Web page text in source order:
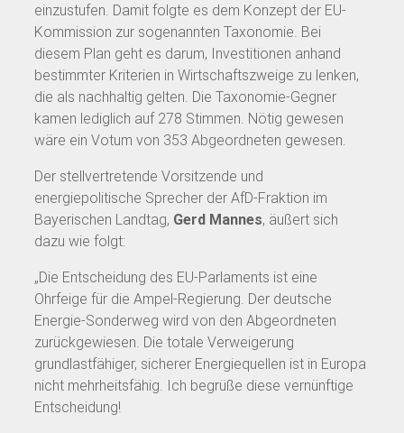
einzustufen. Damit folgte es dem Konzept der EU-
Kommission zur sogenannten Taxonomie. Bei
diesem Plan geht es darum, Investitionen anhand
bestimmter Kriterien in Wirtschaftszweige zu lenken,
die als nachhaltig gelten. Die Taxonomie-Gegner
kamen lediglich auf 278 Stimmen. Nötig gewesen
wäre ein Votum von 353 Abgeordneten gewesen.
Der stellvertretende Vorsitzende und
energiepolitische Sprecher der AfD-Fraktion im
Bayerischen Landtag, Gerd Mannes, äußert sich
dazu wie folgt:
„Die Entscheidung des EU-Parlaments ist eine
Ohrfeige für die Ampel-Regierung. Der deutsche
Energie-Sonderweg wird von den Abgeordneten
zurückgewiesen. Die totale Verweigerung
grundlastfähiger, sicherer Energiequellen ist in Europa
nicht mehrheitsfähig. Ich begrüße diese vernünftige
Entscheidung!